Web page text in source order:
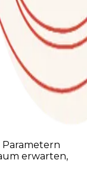
erwarten,